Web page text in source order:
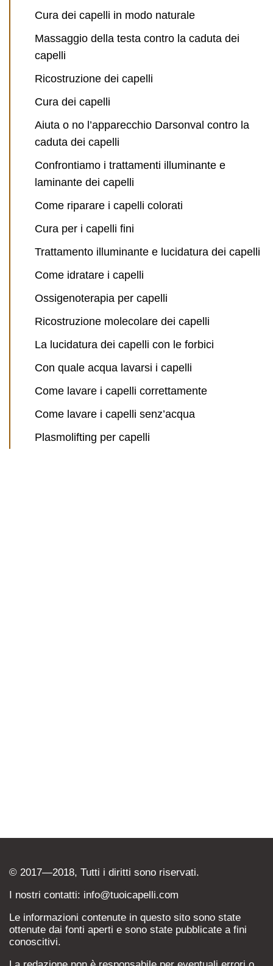
Cura dei capelli in modo naturale
Massaggio della testa contro la caduta dei
capelli
Ricostruzione dei capelli
Cura dei capelli
Aiuta o no l’apparecchio Darsonval contro la
caduta dei capelli
Confrontiamo i trattamenti illuminante e
laminante dei capelli
Come riparare i capelli colorati
Cura per i capelli fini
Trattamento illuminante e lucidatura dei capelli
Come idratare i capelli
Ossigenoterapia per capelli
Ricostruzione molecolare dei capelli
La lucidatura dei capelli con le forbici
Con quale acqua lavarsi i capelli
Come lavare i capelli correttamente
Come lavare i capelli senz’acqua
Plasmolifting per capelli
© 2017—2018, Tutti i diritti sono riservati.
I nostri contatti: info@tuoicapelli.com
Le informazioni contenute in questo sito sono state
ottenute dai fonti aperti e sono state pubblicate a fini
conoscitivi.